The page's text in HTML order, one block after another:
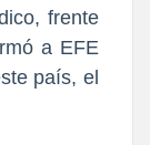
frente
a EFE
país, el